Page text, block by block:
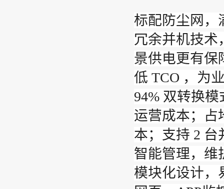
标配防尘网，
冗余并机技术
景供电更有保
低 TCO ，为
94% 双转换
运营成本；占
本；支持 2
智能管理，维
模块化设计，